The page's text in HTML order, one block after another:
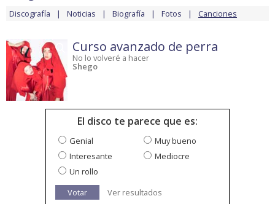
Discografía Noticias Biografía Fotos Canciones
Curso avanzado de perra
No lo volveré a hacer
Shego
El disco te parece que es:
Genial
Muy bueno
Interesante
Mediocre
Un rollo
Votar
Ver resultados